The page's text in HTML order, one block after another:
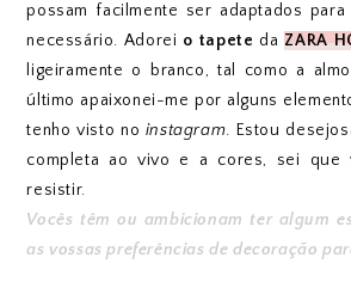
possam facilmente ser adaptados
necessário. Adorei o tapete da ZARA
ligeiramente o branco, tal como a
último apaixonei-me por alguns
tenho visto no instagram. Estou
completa ao vivo e a cores, sei que
resistir.
Vocês têm ou ambicionam ter algum
as vossas preferências de decoração